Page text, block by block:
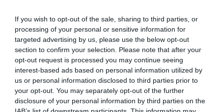
If you wish to opt-out of the sale, sharing to third parties, or
processing of your personal or sensitive information for
targeted advertising by us, please use the below opt-out
section to confirm your selection. Please note that after your
opt-out request is processed you may continue seeing
interest-based ads based on personal information utilized by
us or personal information disclosed to third parties prior to
your opt-out. You may separately opt-out of the further
disclosure of your personal information by third parties on the
Explorer d'autres destinations à